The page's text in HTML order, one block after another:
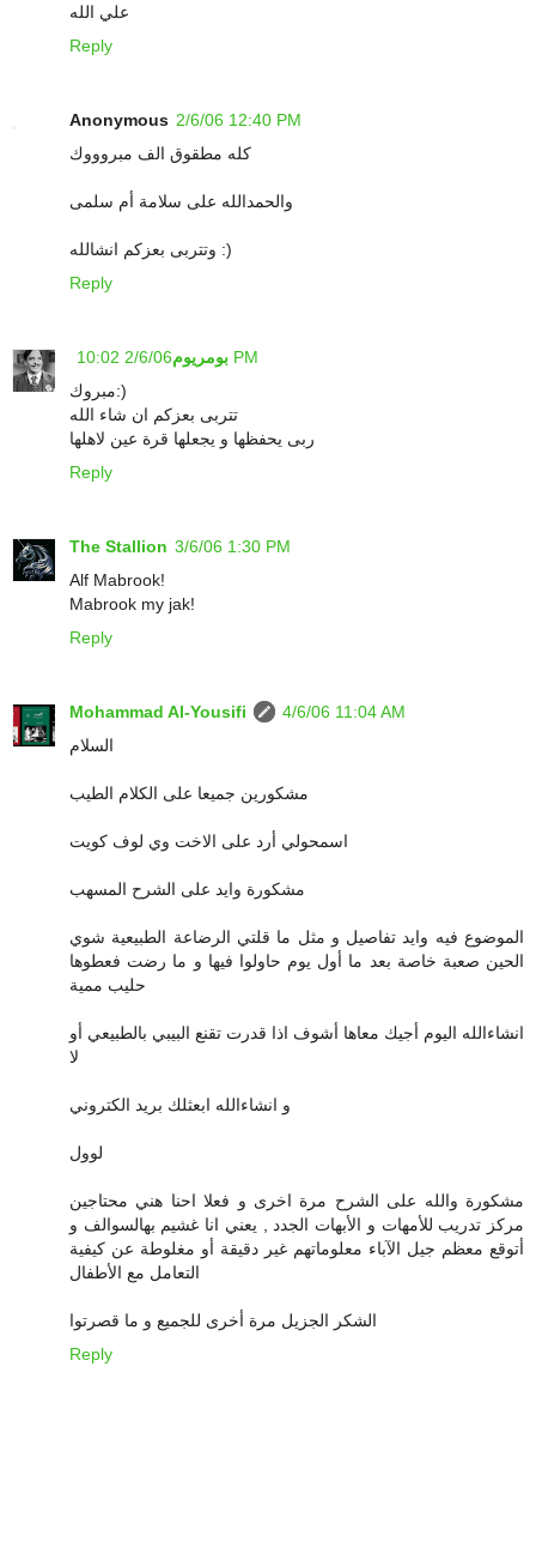
علي الله
Reply
Anonymous 2/6/06 12:40 PM
كله مطقوق الف مبروووك
والحمدالله على سلامة أم سلمى
وتتربى بعزكم انشالله :)
Reply
بومريوم 2/6/06 10:02 PM
مبروك:)
تتربى بعزكم ان شاء الله
ربى يحفظها و يجعلها قرة عين لاهلها
Reply
The Stallion 3/6/06 1:30 PM
Alf Mabrook!
Mabrook my jak!
Reply
Mohammad Al-Yousifi
4/6/06 11:04 AM
السلام
مشكورين جميعا على الكلام الطيب
اسمحولي أرد على الاخت وي لوف كويت
مشكورة وايد على الشرح المسهب
الموضوع فيه وايد تفاصيل و مثل ما قلتي الرضاعة الطبيعية شوي
الحين صعبة خاصة بعد ما أول يوم حاولوا فيها و ما رضت فعطوها
حليب ممية
انشاءالله اليوم أجيك معاها أشوف اذا قدرت تقنع البيبي بالطبيعي أو
لا
و انشاءالله ابعثلك بريد الكتروني
لوول
مشكورة والله على الشرح مرة اخرى و فعلا احنا هني محتاجين
مركز تدريب للأمهات و الأبهات الجدد , يعني انا غشيم بهالسوالف و
أتوقع معظم جيل الآباء معلوماتهم غير دقيقة أو مغلوطة عن كيفية
التعامل مع الأطفال
الشكر الجزيل مرة أخرى للجميع و ما قصرتوا
Reply